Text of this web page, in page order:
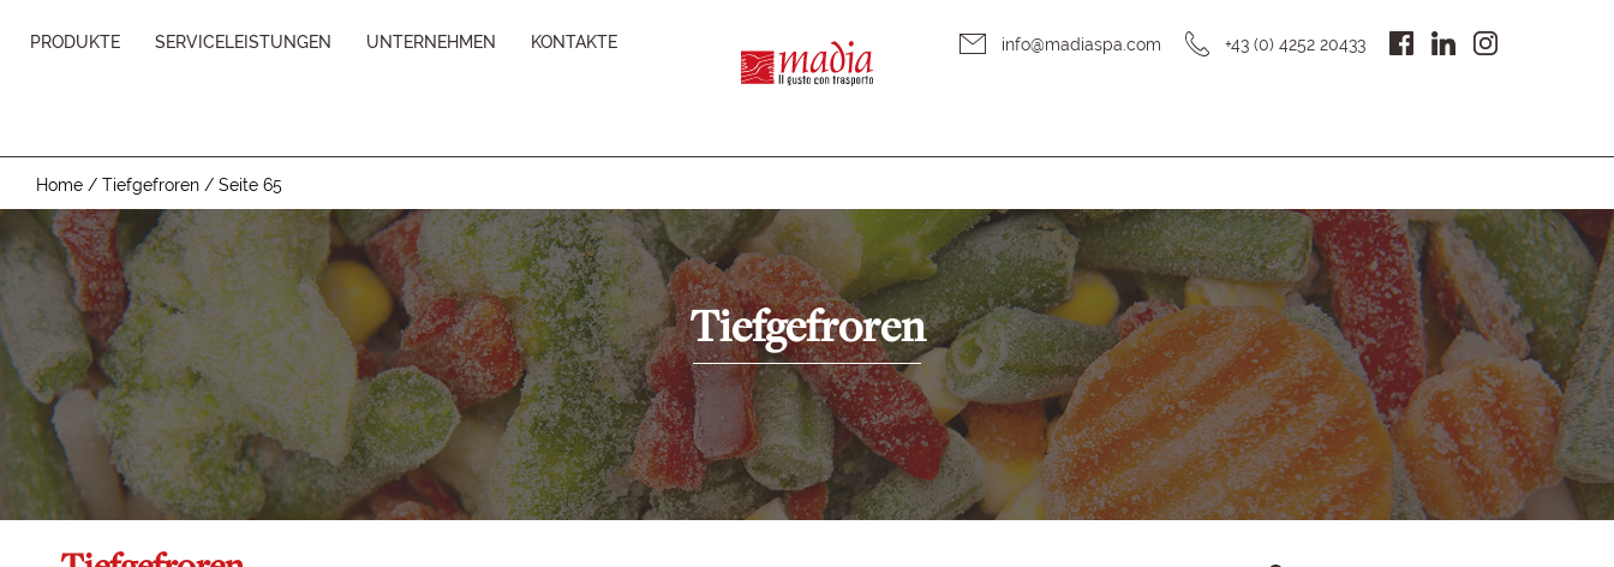
PRODUKTE SERVICELEISTUNGEN UNTERNEHMEN KONTAKTE info@madiaspa.com +43 (0) 4252 20433
Home / Tiefgefroren / Seite 65
Tiefgefroren